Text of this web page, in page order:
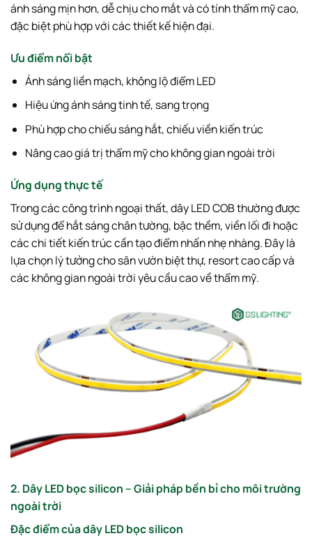
ánh sáng mịn hơn, dễ chịu cho mắt và có tính thẩm mỹ cao,
đặc biệt phù hợp với các thiết kế hiện đại.
Ưu điểm nổi bật
Ánh sáng liền mạch, không lộ điểm LED
Hiệu ứng ánh sáng tinh tế, sang trọng
Phù hợp cho chiếu sáng hắt, chiếu viền kiến trúc
Nâng cao giá trị thẩm mỹ cho không gian ngoài trời
Ứng dụng thực tế
Trong các công trình ngoại thất, dây LED COB thường được
sử dụng để hắt sáng chân tường, bậc thềm, viền lối đi hoặc
các chi tiết kiến trúc cần tạo điểm nhấn nhẹ nhàng. Đây là
lựa chọn lý tưởng cho sân vườn biệt thự, resort cao cấp và
các không gian ngoài trời yêu cầu cao về thẩm mỹ.
2. Dây LED bọc silicon – Giải pháp bền bỉ cho môi trường
ngoài trời
Đặc điểm của dây LED bọc silicon